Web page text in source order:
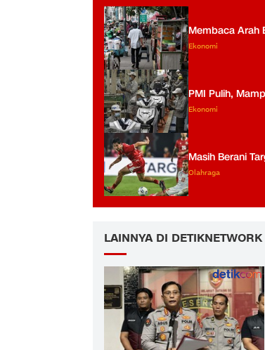
Membaca Arah
Ekonomi
PMI Pulih,
Ekonomi
Masih Berani
Olahraga
LAINNYA DI DETIKNETWORK